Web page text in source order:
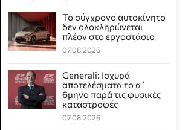
Το σύγχρονο αυτοκίνητο
δεν ολοκληρώνεται
πλέον στο εργοστάσιο
07.08.2026
Generali: Ισχυρά
αποτελέσματα το α΄
6μηνο παρά τις φυσικές
καταστροφές
07.08.2026